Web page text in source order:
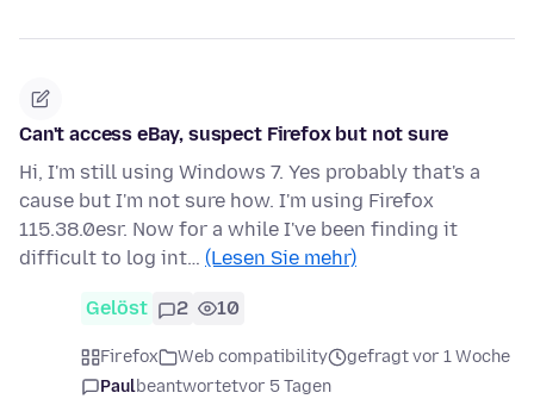
Can't access eBay, suspect Firefox but not sure
Hi, I'm still using Windows 7. Yes probably that's a
cause but I'm not sure how. I'm using Firefox
115.38.0esr. Now for a while I've been finding it
difficult to log int… (Lesen Sie mehr)
Gelöst 2 10
Firefox Web compatibility
gefragt vor 1 Woche
Paulbeantwortetvor 5 Tagen